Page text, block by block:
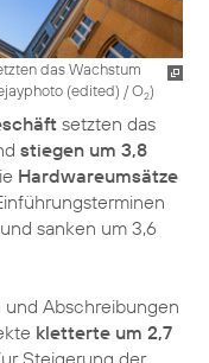
das Wachstum
(edited) / O2)
setzten das
stiegen um 3,8
Hardwareumsätze
sanken um 3,6
und Abschreibungen
kletterte um 2,7
Steigerung der